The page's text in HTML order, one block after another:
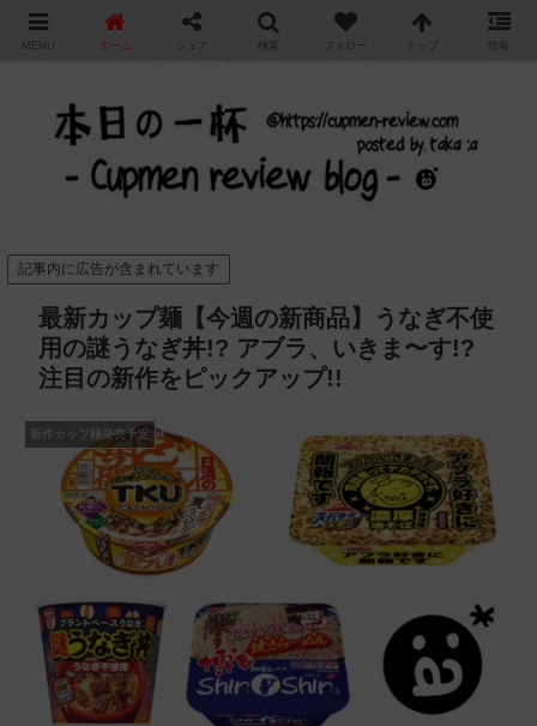
カップ麺の新商品をレビュー / アレンジするブログ
記事内に広告が含まれています
最新カップ麺【今週の新商品】うなぎ不使
用の謎うなぎ丼!? アブラ、いきま〜す!?
注目の新作をピックアップ!!
新作カップ麺発売予定
MENU ホーム シェア 検索 フォロー トップ 情報